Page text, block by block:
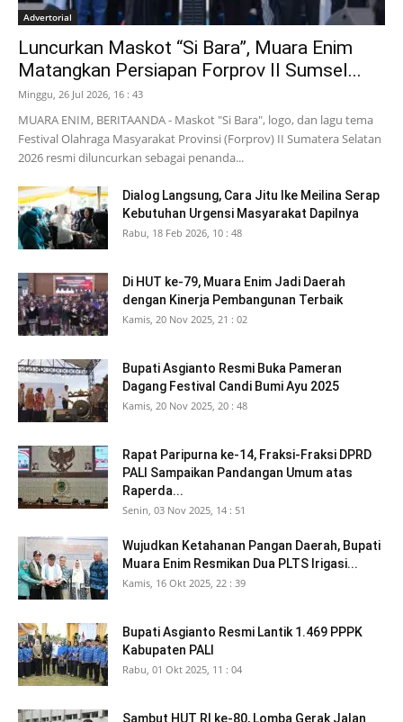
Advertorial
Luncurkan Maskot “Si Bara”, Muara Enim
Matangkan Persiapan Forprov II Sumsel...
Minggu, 26 Jul 2026, 16 : 43
MUARA ENIM, BERITAANDA - Maskot "Si Bara", logo, dan lagu tema
Festival Olahraga Masyarakat Provinsi (Forprov) II Sumatera Selatan
2026 resmi diluncurkan sebagai penanda...
Dialog Langsung, Cara Jitu Ike Meilina Serap
Kebutuhan Urgensi Masyarakat Dapilnya
Rabu, 18 Feb 2026, 10 : 48
Di HUT ke-79, Muara Enim Jadi Daerah
dengan Kinerja Pembangunan Terbaik
Kamis, 20 Nov 2025, 21 : 02
Bupati Asgianto Resmi Buka Pameran
Dagang Festival Candi Bumi Ayu 2025
Kamis, 20 Nov 2025, 20 : 48
Rapat Paripurna ke-14, Fraksi-Fraksi DPRD
PALI Sampaikan Pandangan Umum atas
Raperda...
Senin, 03 Nov 2025, 14 : 51
Wujudkan Ketahanan Pangan Daerah, Bupati
Muara Enim Resmikan Dua PLTS Irigasi...
Kamis, 16 Okt 2025, 22 : 39
Bupati Asgianto Resmi Lantik 1.469 PPPK
Kabupaten PALI
Rabu, 01 Okt 2025, 11 : 04
Sambut HUT RI ke-80, Lomba Gerak Jalan